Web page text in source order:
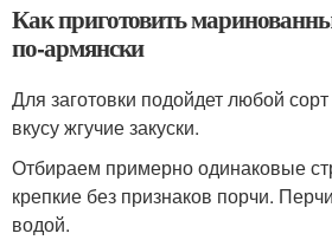
Как приготовить
по-армянски
Для заготовки подойдет любой
вкусу жгучие закуски.
Отбираем примерно одинаковые
крепкие без признаков порчи.
водой.